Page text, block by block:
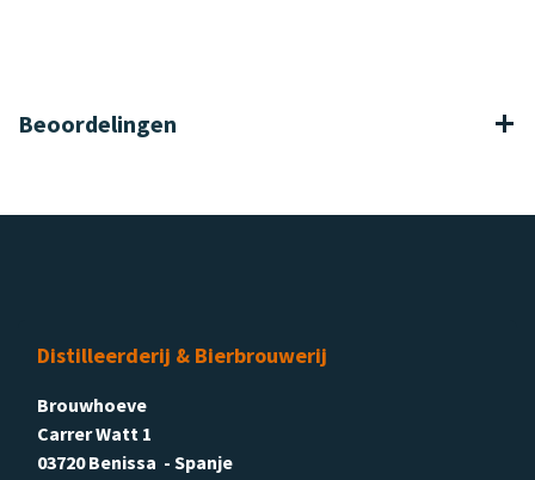
Beoordelingen
Distilleerderij & Bierbrouwerij
Brouwhoeve
Carrer Watt 1
03720 Benissa - Spanje